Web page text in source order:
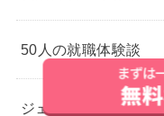
50人の就職体験談
ジェイックの評判・